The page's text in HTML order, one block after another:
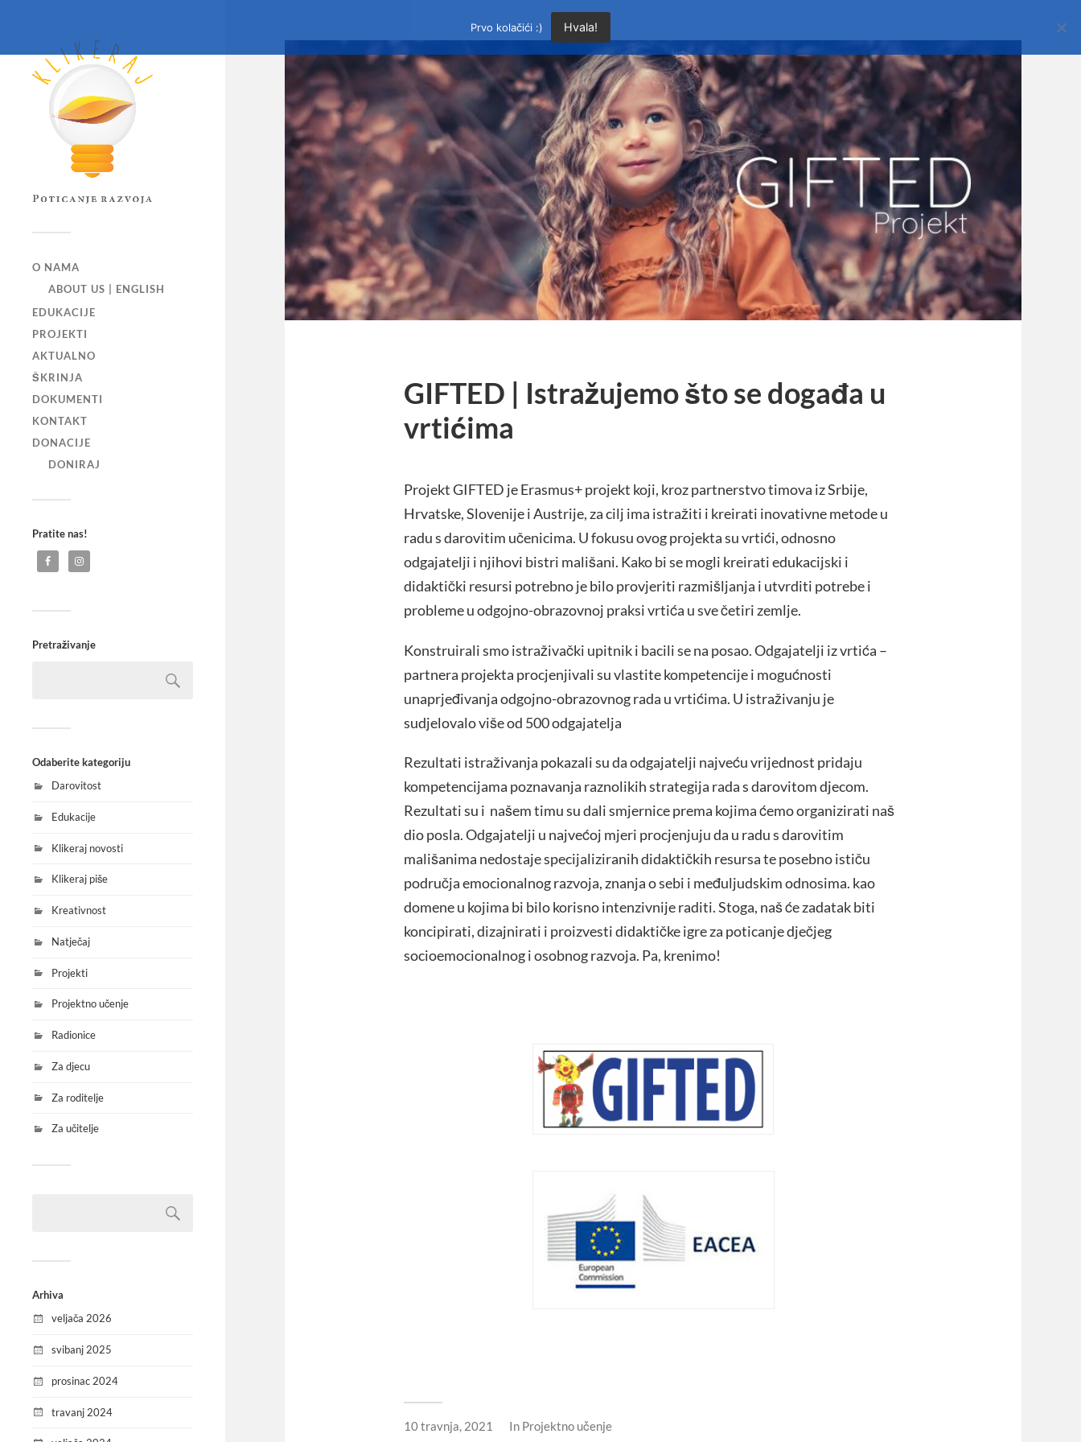
O NAMA
ABOUT US | ENGLISH
EDUKACIJE
PROJEKTI
AKTUALNO
ŠKRINJA
DOKUMENTI
KONTAKT
DONACIJE
DONIRAJ
Pratite nas!
Pretraživanje
Odaberite kategoriju
Darovitost
Edukacije
Klikeraj novosti
Klikeraj piše
Kreativnost
Natječaj
Projekti
Projektno učenje
Radionice
Za djecu
Za roditelje
Za učitelje
Arhiva
veljača 2026
svibanj 2025
prosinac 2024
travanj 2024
GIFTED | Istražujemo što se događa u
vrtićima
Projekt GIFTED je Erasmus+ projekt koji, kroz partnerstvo timova iz Srbije,
Hrvatske, Slovenije i Austrije, za cilj ima istražiti i kreirati inovativne metode u
radu s darovitim učenicima. U fokusu ovog projekta su vrtići, odnosno
odgajatelji i njihovi bistri mališani. Kako bi se mogli kreirati edukacijski i
didaktički resursi potrebno je bilo provjeriti razmišljanja i utvrditi potrebe i
probleme u odgojno-obrazovnoj praksi vrtića u sve četiri zemlje.
Konstruirali smo istraživački upitnik i bacili se na posao. Odgajatelji iz vrtića –
partnera projekta procjenjivali su vlastite kompetencije i mogućnosti
unaprjeđivanja odgojno-obrazovnog rada u vrtićima. U istraživanju je
sudjelovalo više od 500 odgajatelja
Rezultati istraživanja pokazali su da odgajatelji najveću vrijednost pridaju
kompetencijama poznavanja raznolikih strategija rada s darovitom djecom.
Rezultati su i našem timu su dali smjernice prema kojima ćemo organizirati naš
dio posla. Odgajatelji u najvećoj mjeri procjenjuju da u radu s darovitim
mališanima nedostaje specijaliziranih didaktičkih resursa te posebno ističu
područja emocionalnog razvoja, znanja o sebi i međuljudskim odnosima. kao
domene u kojima bi bilo korisno intenzivnije raditi. Stoga, naš će zadatak biti
koncipirati, dizajnirati i proizvesti didaktičke igre za poticanje dječjeg
socioemocionalnog i osobnog razvoja. Pa, krenimo!
10 travnja, 2021 In Projektno učenje
Prvo kolačići :) Hvala!